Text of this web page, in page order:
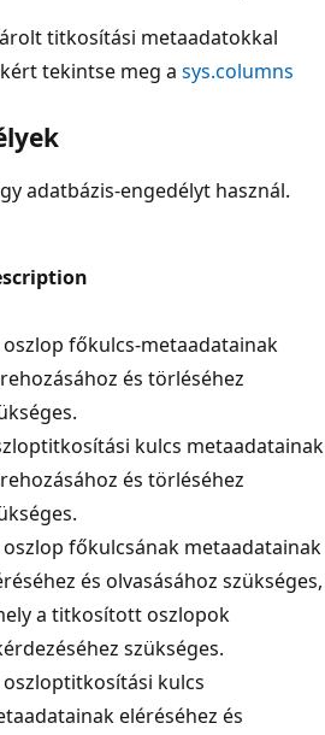
titkosítási metaadatokkal
tekintse meg a sys.columns
adatbázis-engedélyt használ.
oszlop főkulcs-metaadatainak
és törléséhez
kulcs metaadatainak
és törléséhez
oszlop főkulcsának metaadatainak
és olvasásához szükséges,
a titkosított oszlopok
szükséges.
oszloptitkosítási kulcs
eléréséhez és